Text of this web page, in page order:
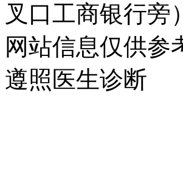
叉口工商银行旁）
网站信息仅供参
遵照医生诊断